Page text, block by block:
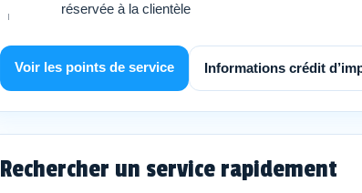
réservée à la clientèle
Voir les points de service Informations crédit
Rechercher un service rapidement